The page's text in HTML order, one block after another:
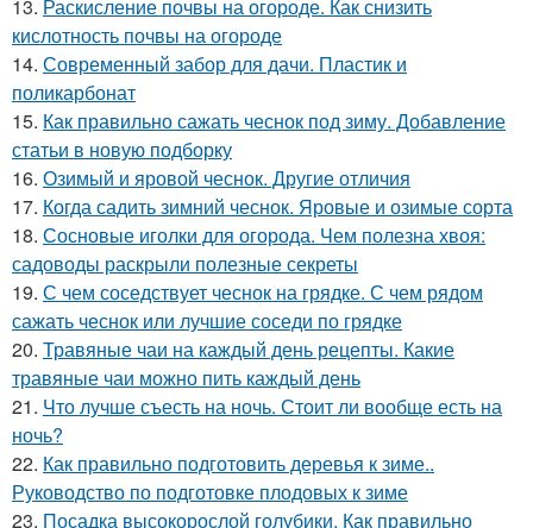
13. Раскисление почвы на огороде. Как снизить
кислотность почвы на огороде
14. Современный забор для дачи. Пластик и
поликарбонат
15. Как правильно сажать чеснок под зиму. Добавление
статьи в новую подборку
16. Озимый и яровой чеснок. Другие отличия
17. Когда садить зимний чеснок. Яровые и озимые сорта
18. Сосновые иголки для огорода. Чем полезна хвоя:
садоводы раскрыли полезные секреты
19. С чем соседствует чеснок на грядке. С чем рядом
сажать чеснок или лучшие соседи по грядке
20. Травяные чаи на каждый день рецепты. Какие
травяные чаи можно пить каждый день
21. Что лучше съесть на ночь. Стоит ли вообще есть на
ночь?
22. Как правильно подготовить деревья к зиме..
Руководство по подготовке плодовых к зиме
23. Посадка высокорослой голубики. Как правильно